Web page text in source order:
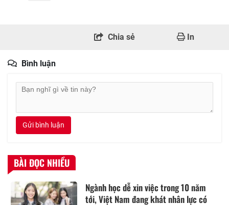
Chia sẻ In
Bình luận
Gửi bình luận
BÀI ĐỌC NHIỀU
Ngành học dễ xin việc trong 10 năm
tới, Việt Nam đang khát nhân lực có